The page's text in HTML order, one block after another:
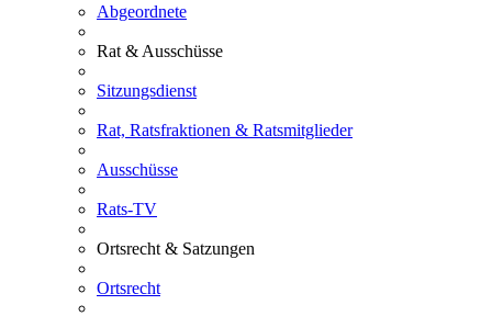
Abgeordnete
Rat & Ausschüsse
Sitzungsdienst
Rat, Ratsfraktionen & Ratsmitglieder
Ausschüsse
Rats-TV
Ortsrecht & Satzungen
Ortsrecht